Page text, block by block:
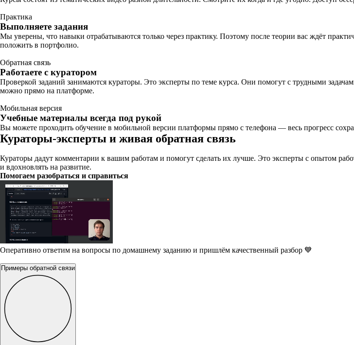
Практика
Выполняете задания
Мы уверены, что навыки отрабатываются только через практику. Поэтому после теории вас ждёт
положить в портфолио.
Обратная связь
Работаете с куратором
Проверкой заданий занимаются кураторы. Это эксперты по теме курса. Они помогут с трудными
можно прямо на платформе.
Мобильная версия
Учебные материалы всегда под рукой
Вы можете проходить обучение в мобильной версии платформы прямо с телефона — весь прогресс
Кураторы-эксперты и живая обратная связь
Кураторы дадут комментарии к вашим работам и помогут сделать их лучше. Это эксперты с опытом
и вдохновлять на развитие.
Помогаем разобраться и справиться
Оперативно ответим на вопросы по домашнему заданию и пришлём качественный разбор 💙
Примеры обратной связи